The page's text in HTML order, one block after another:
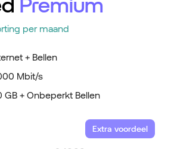
per maand
+ Bellen
Mbit/s
GB + Onbeperkt Bellen
Extra voordeel